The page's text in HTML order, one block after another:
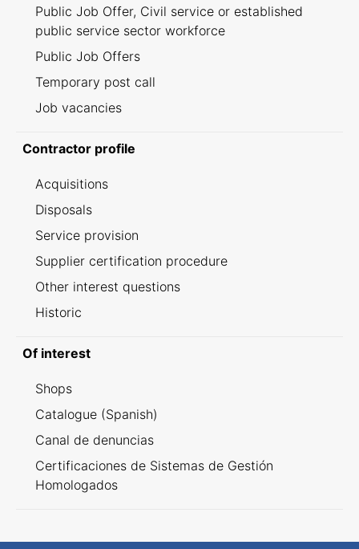
Public Job Offer, Civil service or established
public service sector workforce
Public Job Offers
Temporary post call
Job vacancies
Contractor profile
Acquisitions
Disposals
Service provision
Supplier certification procedure
Other interest questions
Historic
Of interest
Shops
Catalogue (Spanish)
Canal de denuncias
Certificaciones de Sistemas de Gestión
Homologados